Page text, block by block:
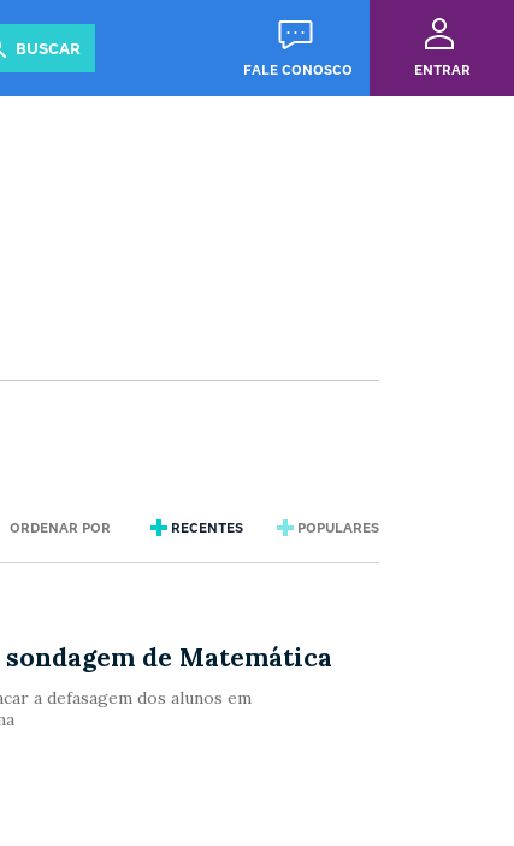
BUSCAR
FALE CONOSCO ENTRAR
Revista
ORDENAR POR RECENTES POPULARES
de Matemática
a defasagem dos alunos em